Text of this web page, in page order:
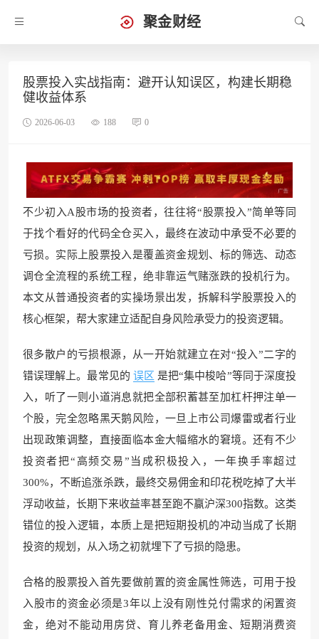
聚金财经
股票投入实战指南：避开认知误区，构建长期稳
健收益体系
2026-06-03 188 0
不少初入A股市场的投资者，往往将“股票投入”简单等同
于找个看好的代码全仓买入，最终在波动中承受不必要的
亏损。实际上股票投入是覆盖资金规划、标的筛选、动态
调仓全流程的系统工程，绝非靠运气赌涨跌的投机行为。
本文从普通投资者的实操场景出发，拆解科学股票投入的
核心框架，帮大家建立适配自身风险承受力的投资逻辑。
很多散户的亏损根源，从一开始就建立在对“投入”二字的
错误理解上。最常见的 误区 是把“集中梭哈”等同于深度投
入，听了一则小道消息就把全部积蓄甚至加杠杆押注单一
个股，完全忽略黑天鹅风险，一旦上市公司爆雷或者行业
出现政策调整，直接面临本金大幅缩水的窘境。还有不少
投资者把“高频交易”当成积极投入，一年换手率超过
300%，不断追涨杀跌，最终交易佣金和印花税吃掉了大半
浮动收益，长期下来收益率甚至跑不赢沪深300指数。这类
错位的投入逻辑，本质上是把短期投机的冲动当成了长期
投资的规划，从入场之初就埋下了亏损的隐患。
合格的股票投入首先要做前置的资金属性筛选，可用于投
入股市的资金必须是3年以上没有刚性兑付需求的闲置资
金，绝对不能动用房贷、育儿养老备用金、短期消费资